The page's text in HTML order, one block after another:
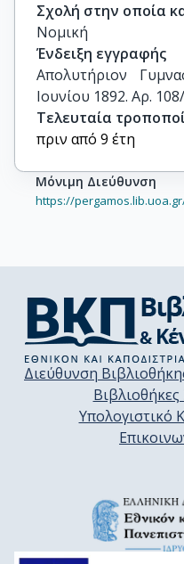
Σχολή στην οποία
Νομική
Ένδειξη εγγραφής
Απολυτήριον
Ιουνίου 1892. Αρ.
Τελευταία
πριν από 9 έτη
Μόνιμη Διεύθυνση
https://
Διεύθυνση
Υπολογιστικό